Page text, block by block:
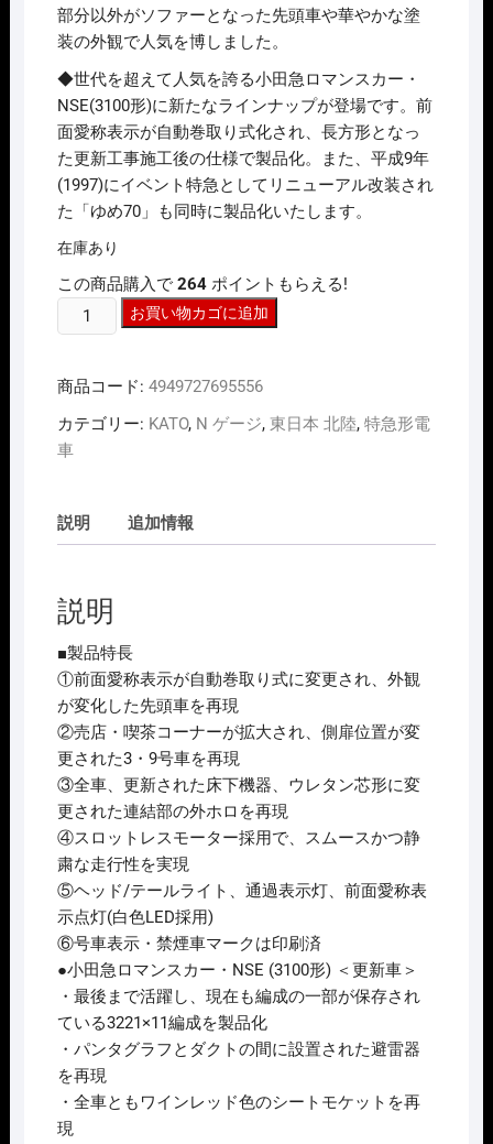
部分以外がソファーとなった先頭車や華やかな塗
装の外観で人気を博しました。
◆世代を超えて人気を誇る小田急ロマンスカー・
NSE(3100形)に新たなラインナップが登場です。前
面愛称表示が自動巻取り式化され、長方形となっ
た更新工事施工後の仕様で製品化。また、平成9年
(1997)にイベント特急としてリニューアル改装され
た「ゆめ70」も同時に製品化いたします。
在庫あり
この商品購入で 264ポイントもらえる!
ｹﾞ
ｼﾞ
KATO
10-
田
急
ﾏ
ﾝ
ｽ
ｶ
ｰ･
NSE(3100
形)
更
新
車
11
両
ｾ
ｯ
ﾄ
個
お買い物カゴに追加
商品コード: 4949727695556
カテゴリー: KATO, N ゲージ, 東日本 北陸, 特急形電
車
説明 追加情報
説明
■製品特長
①前面愛称表示が自動巻取り式に変更され、外観
が変化した先頭車を再現
②売店・喫茶コーナーが拡大され、側扉位置が変
更された3・9号車を再現
③全車、更新された床下機器、ウレタン芯形に変
更された連結部の外ホロを再現
④スロットレスモーター採用で、スムースかつ静
粛な走行性を実現
⑤ヘッド/テールライト、通過表示灯、前面愛称表
示点灯(白色LED採用)
⑥号車表示・禁煙車マークは印刷済
●小田急ロマンスカー・NSE (3100形) ＜更新車＞
・最後まで活躍し、現在も編成の一部が保存され
ている3221×11編成を製品化
・パンタグラフとダクトの間に設置された避雷器
を再現
・全車ともワインレッド色のシートモケットを再
現